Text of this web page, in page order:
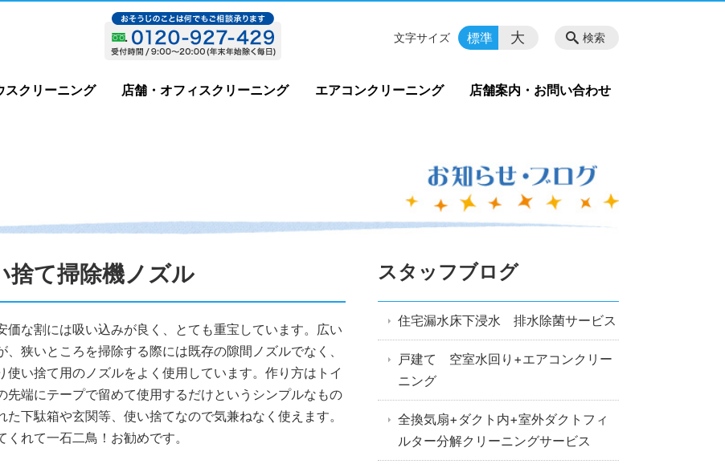
スクリーニング 店舗・オフィスクリーニング エアコンクリーニング 店舗案内・お問い合わせ
検索
文字サイズ 標準 大
捨て掃除機ノズル
な割には吸い込みが良く、とても重宝しています。広い
狭いところを掃除する際には既存の隙間ノズルでなく、
い捨て用のノズルをよく使用しています。作り方はトイ
先端にテープで留めて使用するだけというシンプルなもの
下駄箱や玄関等、使い捨てなので気兼ねなく使えます。
れて一石二鳥！お勧めです。
スタッフブログ
住宅漏水床下浸水 排水除菌サービス
戸建て 空室水回り+エアコンクリー
ニング
全換気扇+ダクト内+室外ダクトフィ
ルター分解クリーニングサービス